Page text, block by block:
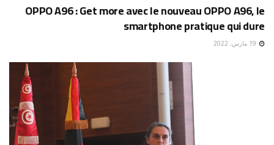
OPPO A96 : Get more avec le nouveau OPPO A96, le
smartphone pratique qui dure
19 مارس، 2022